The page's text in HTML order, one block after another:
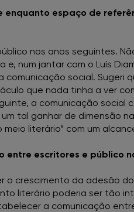
FNAC
FNAC
FNAC
FNAC IST
enquanto espaço de
nos anos seguintes.
e, num jantar com o Luís
comunicação social. Sugeri
que nada tinha a ver
a comunicação
tal ganhar de dimensão
literário” com um
entre escritores e público
o crescimento da adesão
literário poderia ser tão
a comunicação